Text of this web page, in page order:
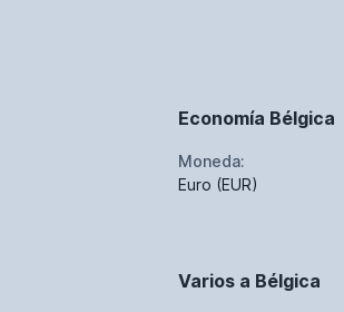
Economía Bélgica
Moneda:
Euro (EUR)
Varios a Bélgica